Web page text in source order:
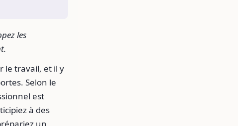
les
le travail, et il y
Selon le
est
à des